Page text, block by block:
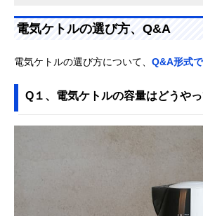
電気ケトルの選び方、Q&A
電気ケトルの選び方について、 Q&A形式
Q１、電気ケトルの容量はどうや